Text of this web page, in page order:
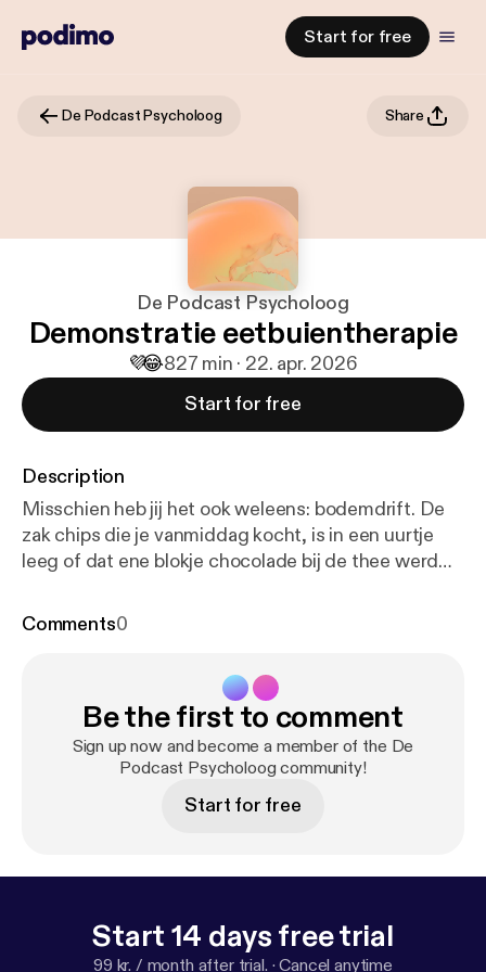
Start for free
De Podcast Psycholoog Share
De Podcast Psycholoog
Demonstratie eetbuientherapie
💜😂827 min · 22. apr. 2026
Start for free
Description
Misschien heb jij het ook weleens: bodemdrift. De
zak chips die je vanmiddag kocht, is in een uurtje
leeg of dat ene blokje chocolade bij de thee werd
noemen? Toch wordt iets in de psychologie niet
beïnvloeden en je er echt onder lijdt, krijg je de
diagnose. Gelukkig zijn er goede en effectieve
behandelingen mogelijk. In deze Podcast
Psycholoog Special demonstreert psycholoog en
universitair hoofddocent Lotte Lemmens hoe een
blootstelling (aan lekker eten) - eruit kan zien. In elke
een expert dieper in op een specifiek psychologisch
onderwerp, demonstreren we een psychologische
Comments0
Be the first to comment
Sign up now and become a member of the De
Podcast Psycholoog community!
Start for free
Start 14 days free trial
99 kr. / month after trial. ·Cancel anytime